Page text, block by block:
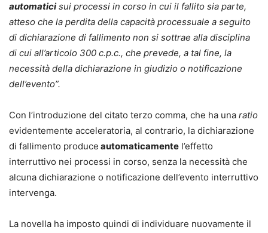
automaticisui processi in corso in cui il fallito sia parte,
atteso che la perdita della capacità processuale a seguito
di dichiarazione di fallimento non si sottrae alla disciplina
di cui all’articolo 300 c.p.c., che prevede, a tal fine, la
necessità della dichiarazione in giudizio o notificazione
dell’evento”.
Con l’introduzione del citato terzo comma, che ha una ratio
evidentemente acceleratoria, al contrario, la dichiarazione
di fallimento produce automaticamente l’effetto
interruttivo nei processi in corso, senza la necessità che
alcuna dichiarazione o notificazione dell’evento interruttivo
intervenga.
La novella ha imposto quindi di individuare nuovamente il